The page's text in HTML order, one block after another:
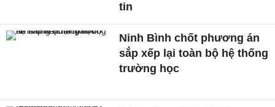
tin
Ninh Bình chốt phương án
sắp xếp lại toàn bộ hệ thống
trường học